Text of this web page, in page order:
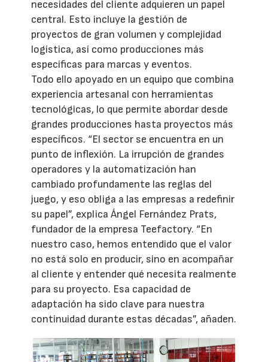
necesidades del cliente adquieren un papel
central. Esto incluye la gestión de
proyectos de gran volumen y complejidad
logística, así como producciones más
específicas para marcas y eventos.
Todo ello apoyado en un equipo que combina
experiencia artesanal con herramientas
tecnológicas, lo que permite abordar desde
grandes producciones hasta proyectos más
específicos. “El sector se encuentra en un
punto de inflexión. La irrupción de grandes
operadores y la automatización han
cambiado profundamente las reglas del
juego, y eso obliga a las empresas a redefinir
su papel”, explica Ángel Fernández Prats,
fundador de la empresa Teefactory. “En
nuestro caso, hemos entendido que el valor
no está solo en producir, sino en acompañar
al cliente y entender qué necesita realmente
para su proyecto. Esa capacidad de
adaptación ha sido clave para nuestra
continuidad durante estas décadas”, añaden.